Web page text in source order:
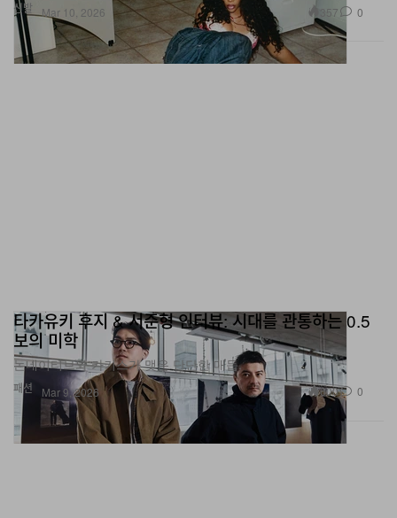
패션
보의 미학
논네이티브와 카키스가 맺은 단단한 매듭.
Mar 9, 2026 600